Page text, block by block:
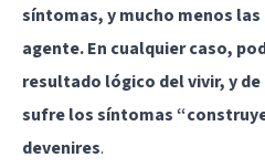
síntomas, y mucho menos
agente. En cualquier caso,
resultado lógico del vivir, y
sufre los síntomas
devenires.